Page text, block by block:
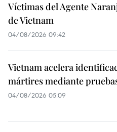
Víctimas del Agente
de Vietnam
04/08/2026 09:42
Vietnam acelera
mártires mediante
04/08/2026 05:09